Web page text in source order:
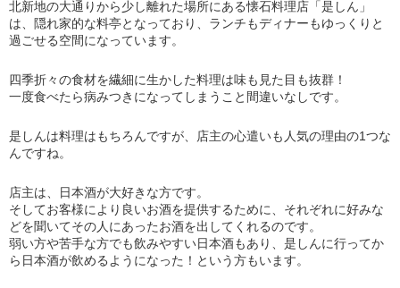
北新地の大通りから少し離れた場所にある懐石料理店「是しん」
は、隠れ家的な料亭となっており、ランチもディナーもゆっくりと
過ごせる空間になっています。
四季折々の食材を繊細に生かした料理は味も見た目も抜群！
一度食べたら病みつきになってしまうこと間違いなしです。
是しんは料理はもちろんですが、店主の心遣いも人気の理由の1つな
んですね。
店主は、日本酒が大好きな方です。
そしてお客様により良いお酒を提供するために、それぞれに好みな
どを聞いてその人にあったお酒を出してくれるのです。
弱い方や苦手な方でも飲みやすい日本酒もあり、是しんに行ってか
ら日本酒が飲めるようになった！という方もいます。